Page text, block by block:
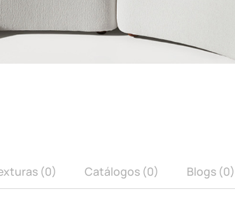
(0) Catálogos (0) Blogs (0)